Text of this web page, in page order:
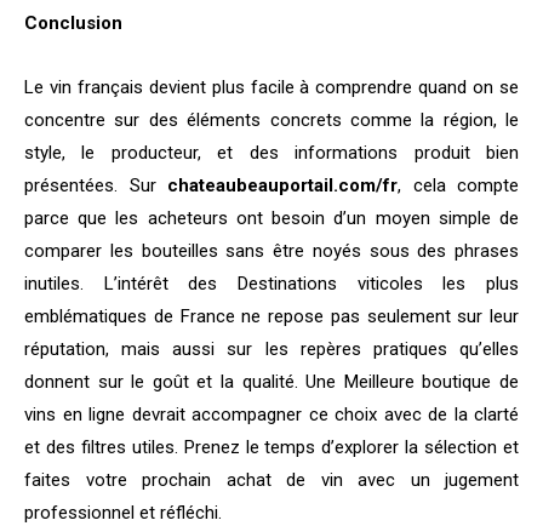
Conclusion
Le vin français devient plus facile à comprendre quand on se
concentre sur des éléments concrets comme la région, le
style, le producteur, et des informations produit bien
présentées. Sur chateaubeauportail.com/fr, cela compte
parce que les acheteurs ont besoin d’un moyen simple de
comparer les bouteilles sans être noyés sous des phrases
inutiles. L’intérêt des Destinations viticoles les plus
emblématiques de France ne repose pas seulement sur leur
réputation, mais aussi sur les repères pratiques qu’elles
donnent sur le goût et la qualité. Une Meilleure boutique de
vins en ligne devrait accompagner ce choix avec de la clarté
et des filtres utiles. Prenez le temps d’explorer la sélection et
faites votre prochain achat de vin avec un jugement
professionnel et réfléchi.